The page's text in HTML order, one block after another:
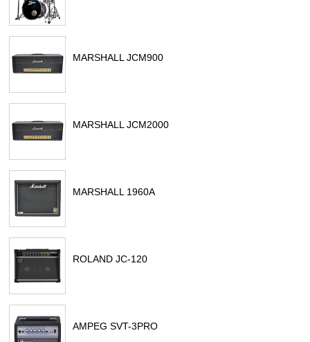
MARSHALL JCM900
MARSHALL JCM2000
MARSHALL 1960A
ROLAND JC-120
AMPEG SVT-3PRO